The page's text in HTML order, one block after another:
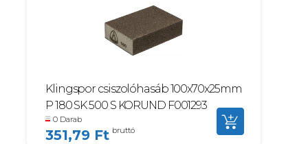
Klingspor csiszolóhasáb 100x70x25mm
P 180 SK 500 S KORUND F001293
0 Darab
351,79 Ft bruttó